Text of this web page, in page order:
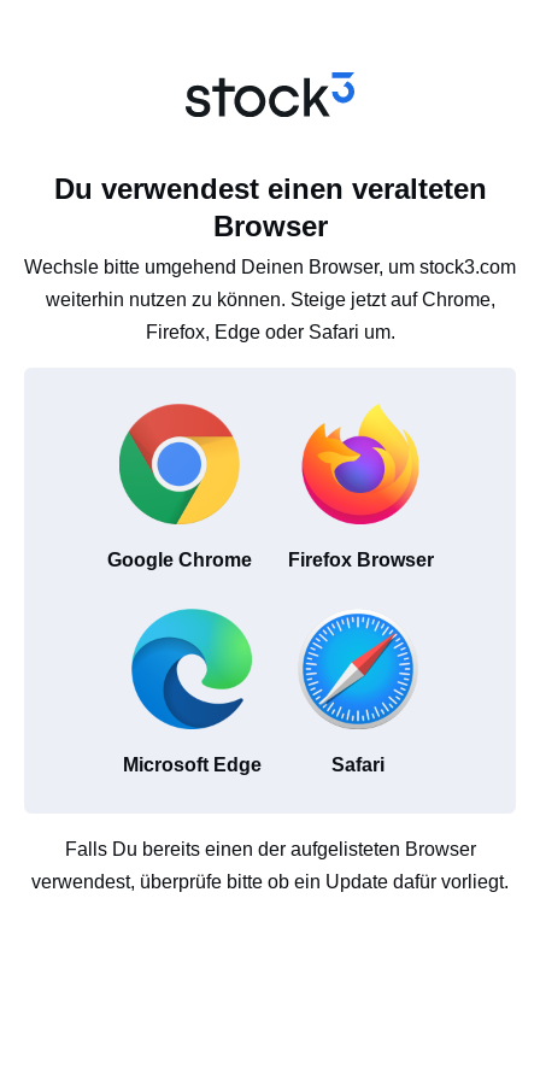
Du verwendest einen veralteten
Browser
Wechsle bitte umgehend Deinen Browser, um stock3.com
weiterhin nutzen zu können. Steige jetzt auf Chrome,
Firefox, Edge oder Safari um.
Google Chrome Firefox Browser
Microsoft Edge Safari
Falls Du bereits einen der aufgelisteten Browser
verwendest, überprüfe bitte ob ein Update dafür vorliegt.